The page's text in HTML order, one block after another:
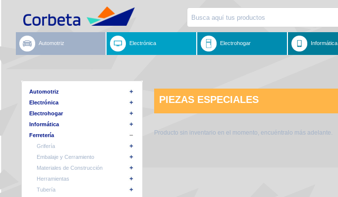
Automotriz Electrónica Electrohogar Informática
Automotriz
Electrónica
Electrohogar
Informática
Ferretería
Grifería
Embalaje y Cerramiento
Materiales de Construcción
Herramientas
Tubería
PIEZAS ESPECIALES
Producto sin inventario en el momento, encuéntralo más adelante.